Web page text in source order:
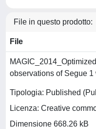
File in questo prodotto:
File
observations of Segue
Tipologia: Published
Licenza: Creative
Dimensione 668.26 kB